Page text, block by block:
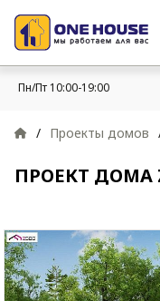
Пн/Пт 10:00-19:00
/ Проекты домов
ПРОЕКТ ДОМА